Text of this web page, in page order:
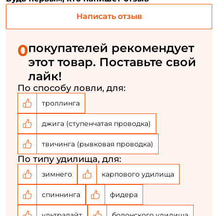
Написать отзыв
0покупателей рекомендует
этот товар. Поставьте свой
лайк!
По способу ловли, для:
троллинга
джига (ступенчатая проводка)
твичинга (рывковая проводка)
По типу удилища, для:
зимнего карпового удилища
спиннинга фидера
Номер телефона: *
Повторите пароль: *
Заполняя данную форму вы соглашаетесь на обработку
персональных данных
У меня уже есть аккаунт